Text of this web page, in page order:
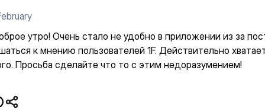
утро! Очень стало не удобно в приложении из за
к мнению пользователей 1F. Действительно
Просьба сделайте что то с этим недоразумением!